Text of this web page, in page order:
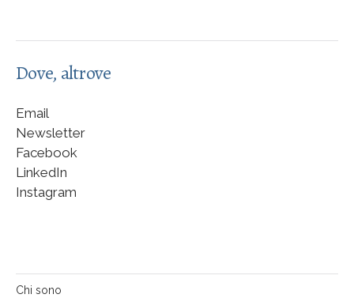
Dove, altrove
Email
Newsletter
Facebook
LinkedIn
Instagram
Chi sono